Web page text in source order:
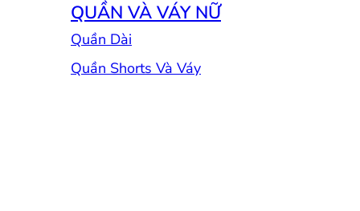
QUẦN VÀ VÁY NỮ
Quần Dài
Quần Shorts Và Váy